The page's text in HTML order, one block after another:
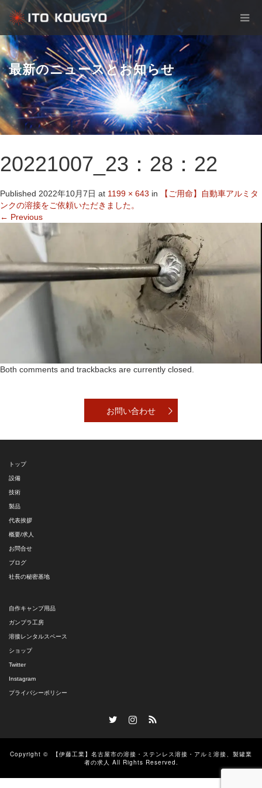
最新のニュースとお知らせ
20221007_23：28：22
Published 2022年10月7日 at 1199 × 643 in
【ご用命】自動車アルミタ
ンクの溶接をご依頼いただきました。
← Previous
Both comments and trackbacks are currently closed.
お問い合わせ
トップ
設備
技術
製品
代表挨拶
概要/求人
お問合せ
ブログ
社長の秘密基地
自作キャンプ用品
ガンプラ工房
溶接レンタルスペース
ショップ
Twitter
Instagram
プライバシーポリシー
Copyright ©
【伊藤工業】名古屋市の溶接・ステンレス溶接・アルミ溶接、製罐業
者の求人 All Rights Reserved.